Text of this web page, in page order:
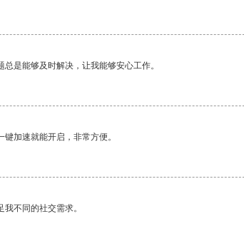
是能够及时解决，让我能够安心工作。
加速就能开启，非常方便。
不同的社交需求。